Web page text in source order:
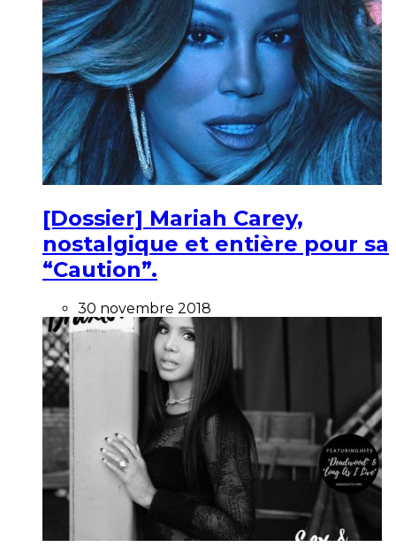
[Dossier] Mariah Carey,
nostalgique et entière pour sa
“Caution”.
30 novembre 2018